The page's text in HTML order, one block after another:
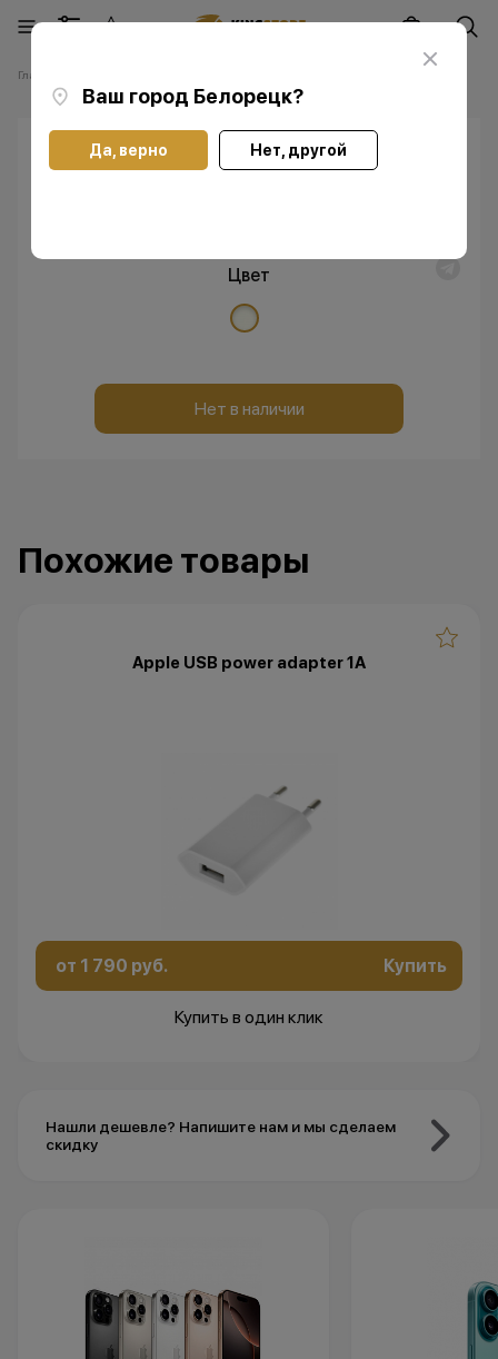
Ваш город Белорецк?
Да, верно Нет, другой
Главная
Цвет
Нет в наличии
Похожие товары
Apple USB power adapter 1A
от 1 790 руб. Купить
Купить в один клик
Нашли дешевле? Напишите нам и мы сделаем
скидку